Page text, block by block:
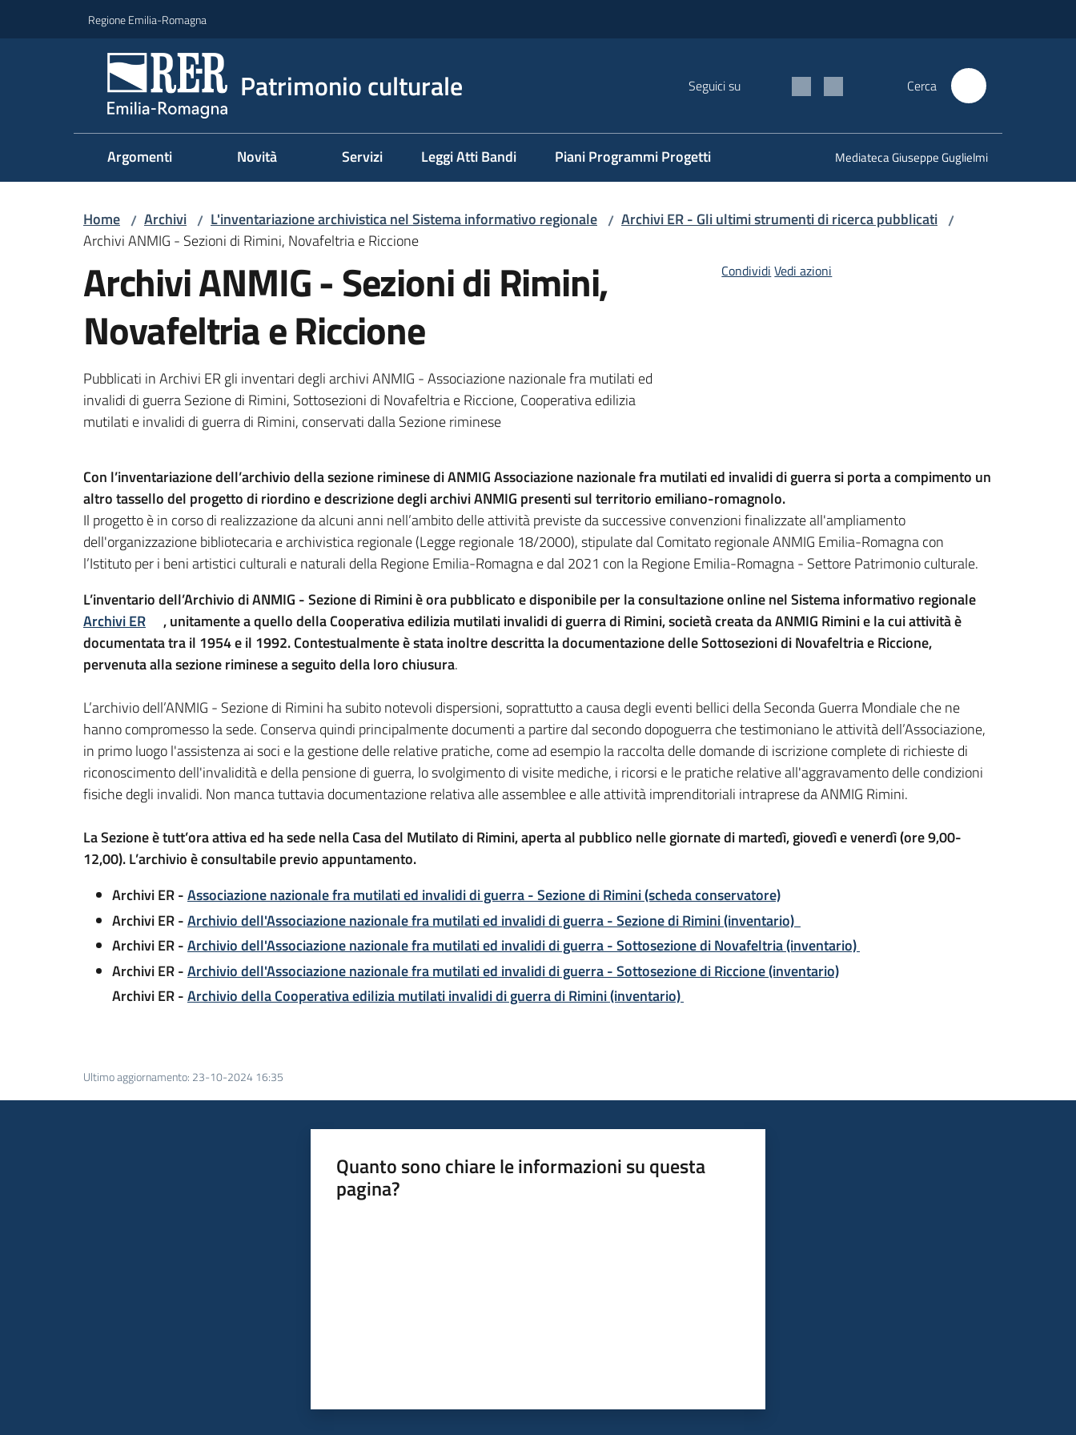
Regione Emilia-Romagna
Patrimonio culturale Seguici su Cerca
Argomenti Novità Servizi Leggi Atti Bandi Piani Programmi Progetti Mediateca Giuseppe Guglielmi
Home / Archivi / L'inventariazione archivistica nel Sistema informativo regionale / Archivi ER - Gli ultimi strumenti di ricerca pubblicati /
Archivi ANMIG - Sezioni di Rimini, Novafeltria e Riccione
Archivi ANMIG - Sezioni di Rimini,
Novafeltria e Riccione
Pubblicati in Archivi ER gli inventari degli archivi ANMIG - Associazione nazionale fra mutilati ed
invalidi di guerra Sezione di Rimini, Sottosezioni di Novafeltria e Riccione, Cooperativa edilizia
mutilati e invalidi di guerra di Rimini, conservati dalla Sezione riminese
Condividi Vedi azioni
Con l’inventariazione dell’archivio della sezione riminese di ANMIG Associazione nazionale fra mutilati ed invalidi di guerra si porta a compimento un
altro tassello del progetto di riordino e descrizione degli archivi ANMIG presenti sul territorio emiliano-romagnolo.
Il progetto è in corso di realizzazione da alcuni anni nell’ambito delle attività previste da successive convenzioni finalizzate all'ampliamento
dell'organizzazione bibliotecaria e archivistica regionale (Legge regionale 18/2000), stipulate dal Comitato regionale ANMIG Emilia-Romagna con
l’Istituto per i beni artistici culturali e naturali della Regione Emilia-Romagna e dal 2021 con la Regione Emilia-Romagna - Settore Patrimonio culturale.
L’inventario dell’Archivio di ANMIG - Sezione di Rimini è ora pubblicato e disponibile per la consultazione online nel Sistema informativo regionale
Archivi ER
, unitamente a quello della Cooperativa edilizia mutilati invalidi di guerra di Rimini, società creata da ANMIG Rimini e la cui attività è
documentata tra il 1954 e il 1992. Contestualmente è stata inoltre descritta la documentazione delle Sottosezioni di Novafeltria e Riccione,
pervenuta alla sezione riminese a seguito della loro chiusura.
L’archivio dell’ANMIG - Sezione di Rimini ha subito notevoli dispersioni, soprattutto a causa degli eventi bellici della Seconda Guerra Mondiale che ne
hanno compromesso la sede. Conserva quindi principalmente documenti a partire dal secondo dopoguerra che testimoniano le attività dell’Associazione,
in primo luogo l'assistenza ai soci e la gestione delle relative pratiche, come ad esempio la raccolta delle domande di iscrizione complete di richieste di
riconoscimento dell'invalidità e della pensione di guerra, lo svolgimento di visite mediche, i ricorsi e le pratiche relative all'aggravamento delle condizioni
fisiche degli invalidi. Non manca tuttavia documentazione relativa alle assemblee e alle attività imprenditoriali intraprese da ANMIG Rimini.
La Sezione è tutt’ora attiva ed ha sede nella Casa del Mutilato di Rimini, aperta al pubblico nelle giornate di martedì, giovedì e venerdì (ore 9,00-
12,00). L’archivio è consultabile previo appuntamento.
Archivi ER -Associazione nazionale fra mutilati ed invalidi di guerra - Sezione di Rimini (scheda conservatore)
Archivi ER -Archivio dell'Associazione nazionale fra mutilati ed invalidi di guerra - Sezione di Rimini (inventario)
Archivi ER -Archivio dell'Associazione nazionale fra mutilati ed invalidi di guerra - Sottosezione di Novafeltria (inventario)
Archivi ER -Archivio dell'Associazione nazionale fra mutilati ed invalidi di guerra - Sottosezione di Riccione (inventario)
Archivi ER -Archivio della Cooperativa edilizia mutilati invalidi di guerra di Rimini (inventario)
Ultimo aggiornamento: 23-10-2024 16:35
Quanto sono chiare le informazioni su questa
pagina?